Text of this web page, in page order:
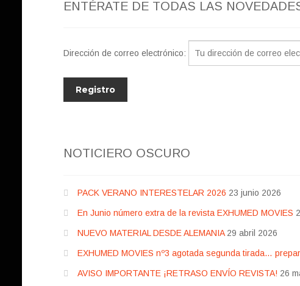
ENTÉRATE DE TODAS LAS
Dirección de correo electrónico:
NOTICIERO OSCURO
PACK VERANO INTERESTELAR 2026 23 junio 2026
En Junio número extra de la revista EXHUMED MOVIES
NUEVO MATERIAL DESDE ALEMANIA 29 abril 2026
EXHUMED MOVIES nº3 agotada segunda tirada…
AVISO IMPORTANTE ¡RETRASO ENVÍO REVISTA! 26